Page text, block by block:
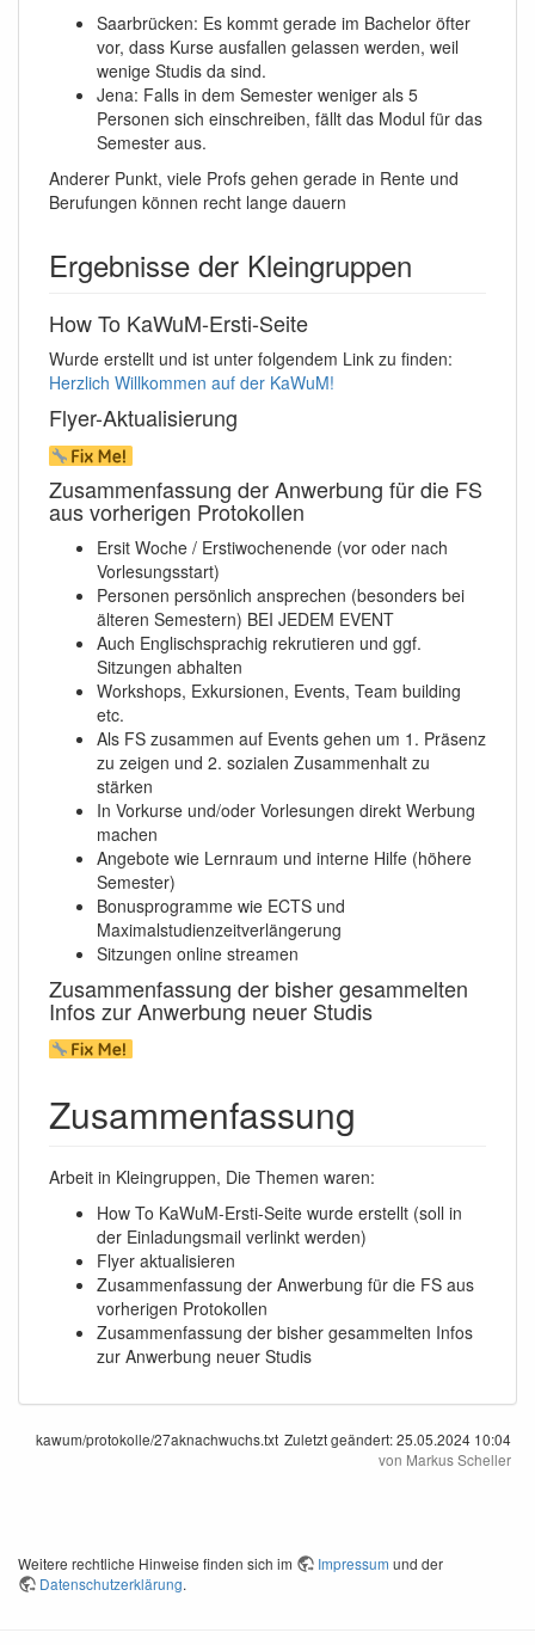
Saarbrücken: Es kommt gerade im Bachelor öfter
vor, dass Kurse ausfallen gelassen werden, weil
wenige Studis da sind.
Jena: Falls in dem Semester weniger als 5
Personen sich einschreiben, fällt das Modul für das
Semester aus.
Anderer Punkt, viele Profs gehen gerade in Rente und
Berufungen können recht lange dauern
Ergebnisse der Kleingruppen
How To KaWuM-Ersti-Seite
Wurde erstellt und ist unter folgendem Link zu finden:
Herzlich Willkommen auf der KaWuM!
Flyer-Aktualisierung
Zusammenfassung der Anwerbung für die FS
aus vorherigen Protokollen
Ersit Woche / Erstiwochenende (vor oder nach
Vorlesungsstart)
Personen persönlich ansprechen (besonders bei
älteren Semestern) BEI JEDEM EVENT
Auch Englischsprachig rekrutieren und ggf.
Sitzungen abhalten
Workshops, Exkursionen, Events, Team building
etc.
Als FS zusammen auf Events gehen um 1. Präsenz
zu zeigen und 2. sozialen Zusammenhalt zu
stärken
In Vorkurse und/oder Vorlesungen direkt Werbung
machen
Angebote wie Lernraum und interne Hilfe (höhere
Semester)
Bonusprogramme wie ECTS und
Maximalstudienzeitverlängerung
Sitzungen online streamen
Zusammenfassung der bisher gesammelten
Infos zur Anwerbung neuer Studis
Zusammenfassung
Arbeit in Kleingruppen, Die Themen waren:
How To KaWuM-Ersti-Seite wurde erstellt (soll in
der Einladungsmail verlinkt werden)
Flyer aktualisieren
Zusammenfassung der Anwerbung für die FS aus
vorherigen Protokollen
Zusammenfassung der bisher gesammelten Infos
zur Anwerbung neuer Studis
kawum/protokolle/27aknachwuchs.txt Zuletzt geändert:25.05.2024 10:04
von Markus Scheller
Weitere rechtliche Hinweise finden sich im Impressum und der
Datenschutzerklärung.